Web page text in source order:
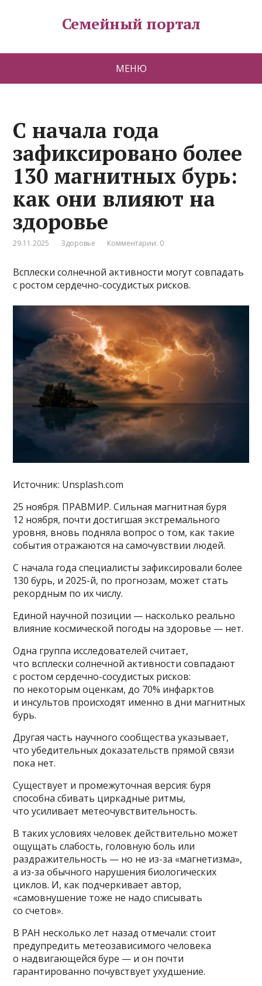
Семейный портал
МЕНЮ
С начала года
зафиксировано более
130 магнитных бурь:
как они влияют на
здоровье
29.11.2025 Здоровье Комментарии: 0
Всплески солнечной активности могут совпадать
с ростом сердечно-сосудистых рисков.
Источник: Unsplash.com
25 ноября. ПРАВМИР. Сильная магнитная буря
12 ноября, почти достигшая экстремального
уровня, вновь подняла вопрос о том, как такие
события отражаются на самочувствии людей.
С начала года специалисты зафиксировали более
130 бурь, и 2025-й, по прогнозам, может стать
рекордным по их числу.
Единой научной позиции — насколько реально
влияние космической погоды на здоровье — нет.
Одна группа исследователей считает,
что всплески солнечной активности совпадают
с ростом сердечно-сосудистых рисков:
по некоторым оценкам, до 70% инфарктов
и инсультов происходят именно в дни магнитных
бурь.
Другая часть научного сообщества указывает,
что убедительных доказательств прямой связи
пока нет.
Существует и промежуточная версия: буря
способна сбивать циркадные ритмы,
что усиливает метеочувствительность.
В таких условиях человек действительно может
ощущать слабость, головную боль или
раздражительность — но не из-за «магнетизма»,
а из-за обычного нарушения биологических
циклов. И, как подчеркивает автор,
«самовнушение тоже не надо списывать
со счетов».
В РАН несколько лет назад отмечали: стоит
предупредить метеозависимого человека
о надвигающейся буре — и он почти
гарантированно почувствует ухудшение.